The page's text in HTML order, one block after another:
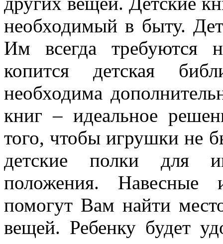
необходимый в быту.
Им всегда требуются
копится детская
необходима
книг – идеальное
того, чтобы игрушки не
детские полки для
положения. Навесные
помогут Вам найти
вещей. Ребенку будет